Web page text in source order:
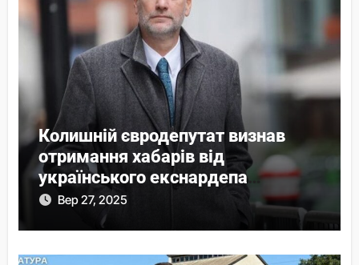
Колишній євродепутат визнав
отримання хабарів від
українського екснардепа
Волошина
Вер 27, 2025